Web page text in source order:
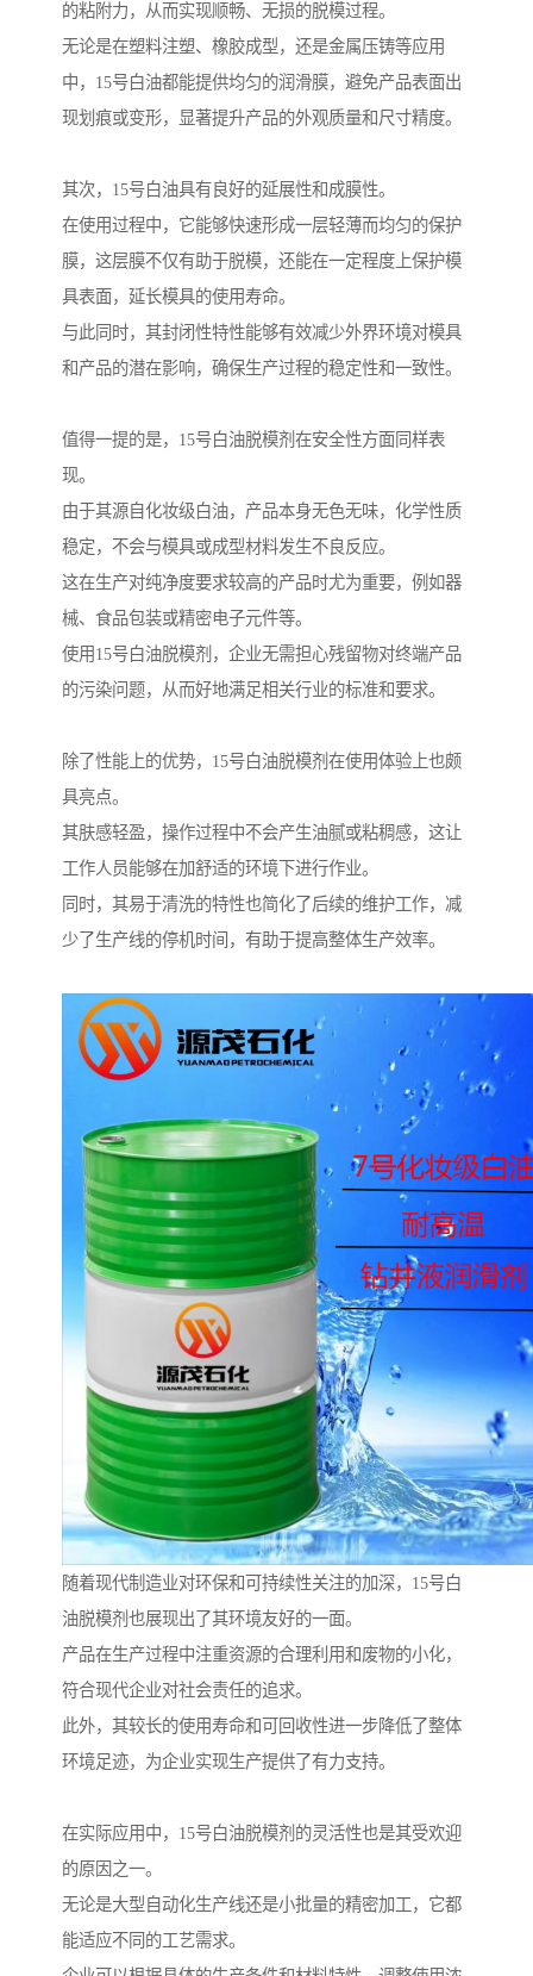
的粘附力，从而实现顺畅、无损的脱模过程。
无论是在塑料注塑、橡胶成型，还是金属压铸等应用
中，15号白油都能提供均匀的润滑膜，避免产品表面出
现划痕或变形，显著提升产品的外观质量和尺寸精度。
其次，15号白油具有良好的延展性和成膜性。
在使用过程中，它能够快速形成一层轻薄而均匀的保护
膜，这层膜不仅有助于脱模，还能在一定程度上保护模
具表面，延长模具的使用寿命。
与此同时，其封闭性特性能够有效减少外界环境对模具
和产品的潜在影响，确保生产过程的稳定性和一致性。
值得一提的是，15号白油脱模剂在安全性方面同样表
现。
由于其源自化妆级白油，产品本身无色无味，化学性质
稳定，不会与模具或成型材料发生不良反应。
这在生产对纯净度要求较高的产品时尤为重要，例如器
械、食品包装或精密电子元件等。
使用15号白油脱模剂，企业无需担心残留物对终端产品
的污染问题，从而好地满足相关行业的标准和要求。
除了性能上的优势，15号白油脱模剂在使用体验上也颇
具亮点。
其肤感轻盈，操作过程中不会产生油腻或粘稠感，这让
工作人员能够在加舒适的环境下进行作业。
同时，其易于清洗的特性也简化了后续的维护工作，减
少了生产线的停机时间，有助于提高整体生产效率。
随着现代制造业对环保和可持续性关注的加深，15号白
油脱模剂也展现出了其环境友好的一面。
产品在生产过程中注重资源的合理利用和废物的小化，
符合现代企业对社会责任的追求。
此外，其较长的使用寿命和可回收性进一步降低了整体
环境足迹，为企业实现生产提供了有力支持。
在实际应用中，15号白油脱模剂的灵活性也是其受欢迎
的原因之一。
无论是大型自动化生产线还是小批量的精密加工，它都
能适应不同的工艺需求。